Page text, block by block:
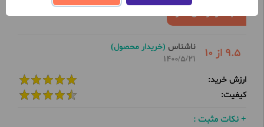
ثبت و ارسال نظر
9.5 از 10 ناشناس (خریدار محصول)
1400/5/21
ارزش خرید:
کیفیت:
+ نکات مثبت :